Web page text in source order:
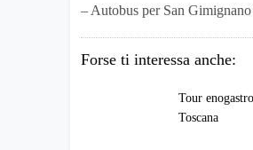
– Autobus per San Gimignano
Forse ti interessa anche:
Tour
Toscana